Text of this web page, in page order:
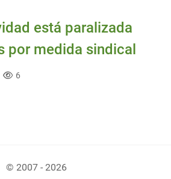
está paralizada
por medida sindical
6
© 2007 - 2026